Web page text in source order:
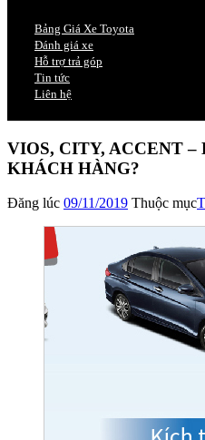
Bảng Giá Xe Toyota
Đánh giá xe
Hỗ trợ trả góp
Tin tức
Liên hệ
VIOS, CITY, ACCENT
KHÁCH HÀNG?
Đăng lúc 09/11/2019 Thuộc mục